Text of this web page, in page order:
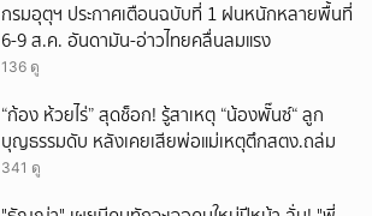
กรมอุตุฯ ประกาศเตือนฉบับที่ 1 ฝนหนักหลายพื้นที่
6-9 ส.ค. อันดามัน-อ่าวไทยคลื่นลมแรง
136 ดู
“ก้อง ห้วยไร่” สุดช็อก! รู้สาเหตุ “น้องพั๊นซ์“ ลูก
บุญธรรมดับ หลังเคยเสียพ่อแม่เหตุตึกสตง.ถล่ม
341 ดู